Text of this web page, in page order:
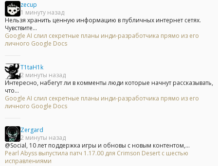
zecup
1 минуту назад
Нельзя хранить ценную информацию в публичных интернет сетях.
Чувствите...
Google AI слил секретные планы инди-разработчика прямо из его
личного Google Docs
T1taH1k
2 минуты назад
Интересно, набегут ли в комменты люди которые начнут рассказывать,
что...
Google AI слил секретные планы инди-разработчика прямо из его
личного Google Docs
Zergard
2 минуты назад
@Social, 10 лет поддержка игры и обновы с новым контентом,...
Pearl Abyss выпустила патч 1.17.00 для Crimson Desert с шестью
исправлениями